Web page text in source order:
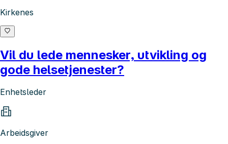
Kirkenes
Vil du lede mennesker, utvikling og
gode helsetjenester?
Enhetsleder
Arbeidsgiver